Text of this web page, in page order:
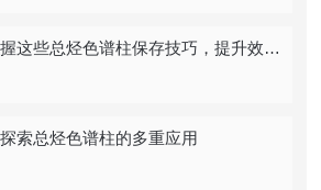
告别频繁更换！掌握这些总烃色谱柱保存技巧，提升效率！
索总烃色谱柱的多重应用